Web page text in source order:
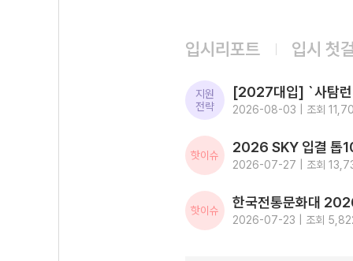
입시리포트 입시 첫
지원
전략
2026-08-03 | 조회
핫이슈
2026-07-27 | 조회
핫이슈
2026-07-23 | 조회